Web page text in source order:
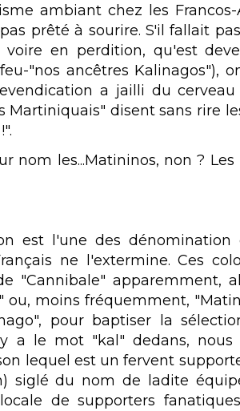
ambiant chez les Francos-
prêté à sourire. S'il fallait
en perdition, qu'est
"nos ancêtres Kalinagos"),
a jailli du
Martiniquais" disent sans rire
nom les...Matininos, non ?
l'une des dénomination
ne l'extermine. Ces
"Cannibale" apparemment,
moins fréquemment,
pour baptiser la
a le mot "kal" dedans,
lequel est un fervent
siglé du nom de ladite
de supporters